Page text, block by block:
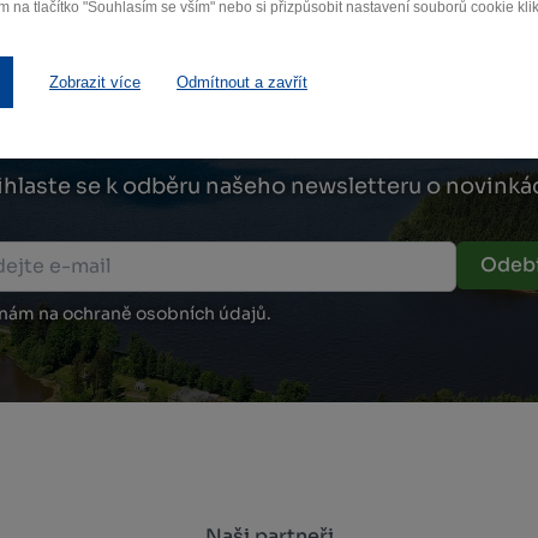
na tlačítko "Souhlasím se vším" nebo si přizpůsobit nastavení souborů cookie
Zobrazit více Odmítnout a zavřít
Zamilujte si Vysočinu
se k odběru našeho newsletteru o
na ochraně osobních údajů.